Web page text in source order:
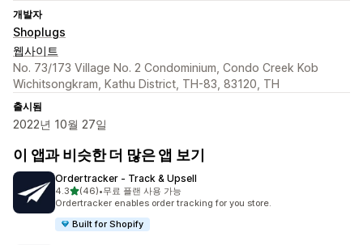
개발자
Shoplugs
웹사이트
No. 73/173 Village No. 2 Condominium, Condo Creek Kob
Wichitsongkram, Kathu District, TH-83, 83120, TH
출시됨
2022년 10월 27일
이 앱과 비슷한 더 많은 앱 보기
Ordertracker ‑ Track & Upsell
4.3별 5개 중
(46)
총 리뷰 46개
•무료 플랜 사용 가능
Ordertracker enables order tracking for you store.
Built for Shopify